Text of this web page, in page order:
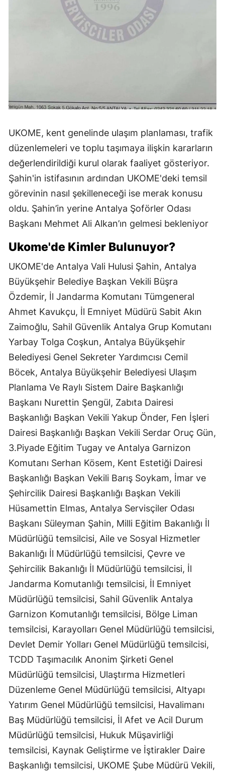
UKOME, kent genelinde ulaşım planlaması, trafik
düzenlemeleri ve toplu taşımaya ilişkin kararların
değerlendirildiği kurul olarak faaliyet gösteriyor.
Şahin'in istifasının ardından UKOME'deki temsil
görevinin nasıl şekilleneceği ise merak konusu
oldu. Şahin’in yerine Antalya Şoförler Odası
Başkanı Mehmet Ali Alkan’ın gelmesi bekleniyor
Ukome'de Kimler Bulunuyor?
UKOME'de Antalya Vali Hulusi Şahin, Antalya
Büyükşehir Belediye Başkan Vekili Büşra
Özdemir, İl Jandarma Komutanı Tümgeneral
Ahmet Kavukçu, İl Emniyet Müdürü Sabit Akın
Zaimoğlu, Sahil Güvenlik Antalya Grup Komutanı
Yarbay Tolga Coşkun, Antalya Büyükşehir
Belediyesi Genel Sekreter Yardımcısı Cemil
Böcek, Antalya Büyükşehir Belediyesi Ulaşım
Planlama Ve Raylı Sistem Daire Başkanlığı
Başkanı Nurettin Şengül, Zabıta Dairesi
Başkanlığı Başkan Vekili Yakup Önder, Fen İşleri
Dairesi Başkanlığı Başkan Vekili Serdar Oruç Gün,
3.Piyade Eğitim Tugay ve Antalya Garnizon
Komutanı Serhan Kösem, Kent Estetiği Dairesi
Başkanlığı Başkan Vekili Barış Soykam, İmar ve
Şehircilik Dairesi Başkanlığı Başkan Vekili
Hüsamettin Elmas, Antalya Servisçiler Odası
Başkanı Süleyman Şahin, Milli Eğitim Bakanlığı İl
Müdürlüğü temsilcisi, Aile ve Sosyal Hizmetler
Bakanlığı İl Müdürlüğü temsilcisi, Çevre ve
Şehircilik Bakanlığı İl Müdürlüğü temsilcisi, İl
Jandarma Komutanlığı temsilcisi, İl Emniyet
Müdürlüğü temsilcisi, Sahil Güvenlik Antalya
Garnizon Komutanlığı temsilcisi, Bölge Liman
temsilcisi, Karayolları Genel Müdürlüğü temsilcisi,
Devlet Demir Yolları Genel Müdürlüğü temsilcisi,
TCDD Taşımacılık Anonim Şirketi Genel
Müdürlüğü temsilcisi, Ulaştırma Hizmetleri
Düzenleme Genel Müdürlüğü temsilcisi, Altyapı
Yatırım Genel Müdürlüğü temsilcisi, Havalimanı
Baş Müdürlüğü temsilcisi, İl Afet ve Acil Durum
Müdürlüğü temsilcisi, Hukuk Müşavirliği
temsilcisi, Kaynak Geliştirme ve İştirakler Daire
Başkanlığı temsilcisi, UKOME Şube Müdürü Vekili,